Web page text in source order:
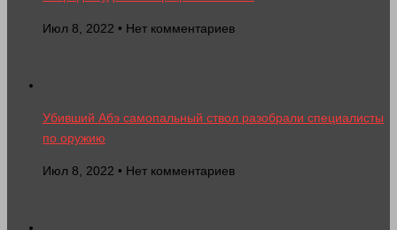
Июл 8, 2022 • Нет комментариев
Убивший Абэ самопальный ствол разобрали специалисты
по оружию
Июл 8, 2022 • Нет комментариев